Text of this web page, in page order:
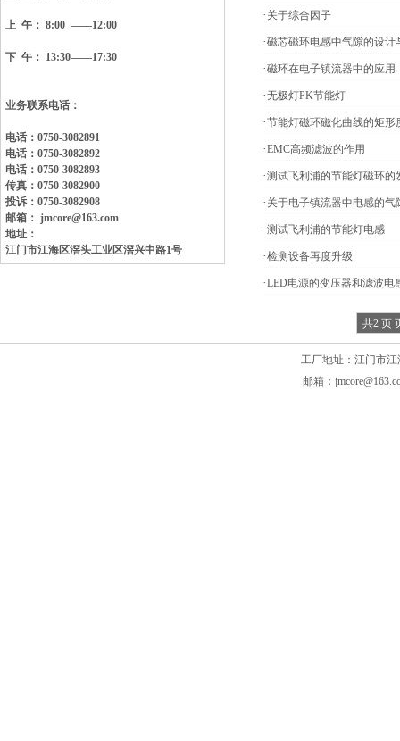
上 午： 8:00 ——12:00
下 午： 13:30——17:30
业务联系电话：
电话：0750-3082891
电话：0750-3082892
电话：0750-3082893
传真：0750-3082900
投诉：0750-3082908
邮箱： jmcore@163.com
地址：
江门市江海区滘头工业区滘兴中路1号
· 关于综合因子
·磁芯磁环电感中气隙的设计
·磁环在电子镇流器中的应用
·无极灯PK节能灯
·节能灯磁环磁化曲线的矩形
·EMC高频滤波的作用
·测试飞利浦的节能灯磁环的
· 关于电子镇流器中电感的气
·测试飞利浦的节能灯电感
·检测设备再度升级
·LED电源的变压器和滤波电
共2 页
工厂地址：江门市江
邮箱：